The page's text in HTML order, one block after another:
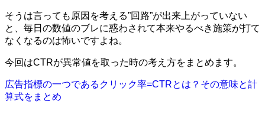
そうは言っても原因を考える”回路”が出来上がっていない
と、毎日の数値のブレに惑わされて本来やるべき施策が打て
なくなるのは怖いですよね。
今回はCTRが異常値を取った時の考え方をまとめます。
広告指標の一つであるクリック率=CTRとは？その意味と計
算式をまとめ